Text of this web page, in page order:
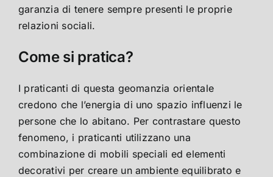
garanzia di tenere sempre presenti le proprie
relazioni sociali.
Come si pratica?
I praticanti di questa geomanzia orientale
credono che l’energia di uno spazio influenzi le
persone che lo abitano. Per contrastare questo
fenomeno, i praticanti utilizzano una
combinazione di mobili speciali ed elementi
decorativi per creare un ambiente equilibrato e